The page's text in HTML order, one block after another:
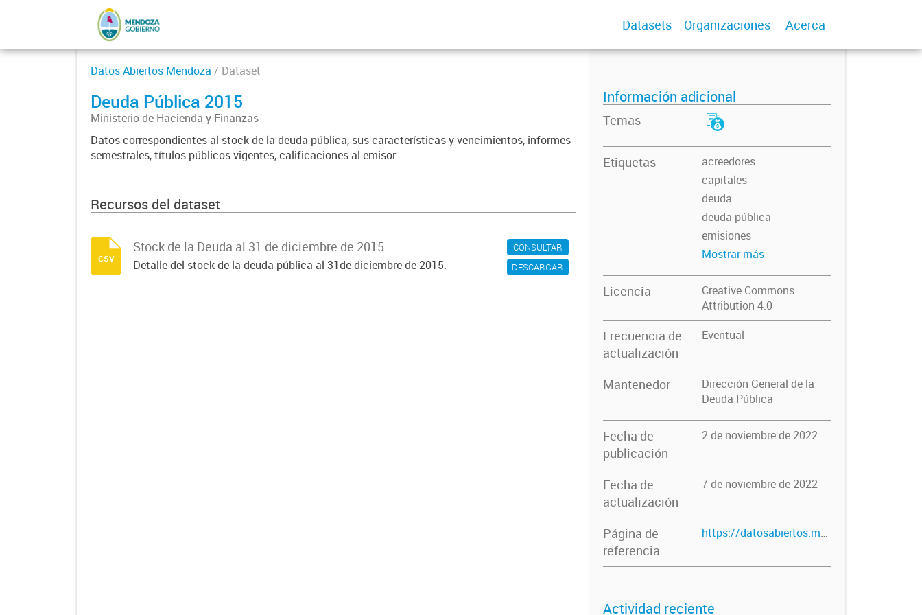
Datasets Organizaciones Acerca
Datos Abiertos Mendoza / Dataset
Deuda Pública 2015
Ministerio de Hacienda y Finanzas
Datos correspondientes al stock de la deuda pública, sus características y vencimientos, informes
semestrales, títulos públicos vigentes, calificaciones al emisor.
Recursos del dataset
CONSULTAR
DESCARGAR
Stock de la Deuda al 31 de diciembre de 2015
Detalle del stock de la deuda pública al 31de diciembre de 2015.
csv
Información adicional
Temas
Etiquetas
acreedores
capitales
deuda
deuda pública
emisiones
Mostrar más
Licencia
Creative Commons
Attribution 4.0
Frecuencia de
actualización
Eventual
Mantenedor
Dirección General de la
Deuda Pública
Fecha de
publicación
2 de noviembre de 2022
Fecha de
actualización
7 de noviembre de 2022
Página de
referencia
https://datosabiertos.mendoza.gov.ar/dataset/deuda-publica-2015
Actividad reciente